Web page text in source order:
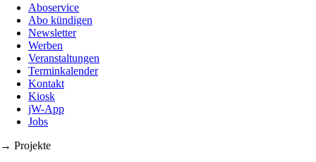
Aboservice
Abo kündigen
Newsletter
Werben
Veranstaltungen
Terminkalender
Kontakt
Kiosk
jW-App
Jobs
→ Projekte